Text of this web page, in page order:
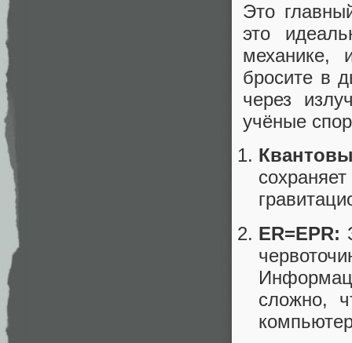
Это
это
механике,
бросите в
через
учёные
ER=EPR:
сложно,